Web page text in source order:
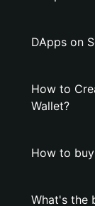
DApps on
How to
Wallet?
How to
What's the